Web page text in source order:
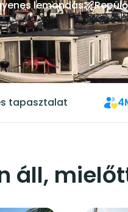
lemondás
tapasztalat
áll,